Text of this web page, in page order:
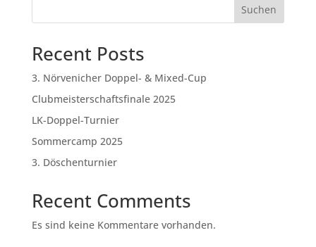
Suchen
Recent Posts
3. Nörvenicher Doppel- & Mixed-Cup
Clubmeisterschaftsfinale 2025
LK-Doppel-Turnier
Sommercamp 2025
3. Döschenturnier
Recent Comments
Es sind keine Kommentare vorhanden.